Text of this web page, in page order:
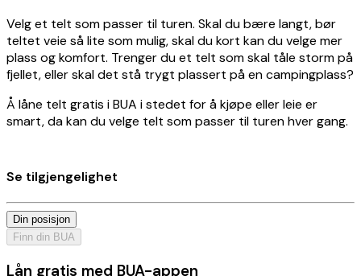
Velg et telt som passer til turen. Skal du bære langt, bør
teltet veie så lite som mulig, skal du kort kan du velge mer
plass og komfort. Trenger du et telt som skal tåle storm på
fjellet, eller skal det stå trygt plassert på en campingplass?
Å låne telt gratis i BUA i stedet for å kjøpe eller leie er
smart, da kan du velge telt som passer til turen hver gang.
Se tilgjengelighet
Din posisjon
Finn din BUA
Lån gratis med BUA-appen